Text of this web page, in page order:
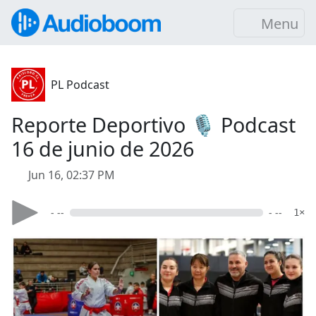
Menu
PL Podcast
Reporte Deportivo 🎙️ Podcast
16 de junio de 2026
Jun 16, 02:37 PM
- -- - -- 1×